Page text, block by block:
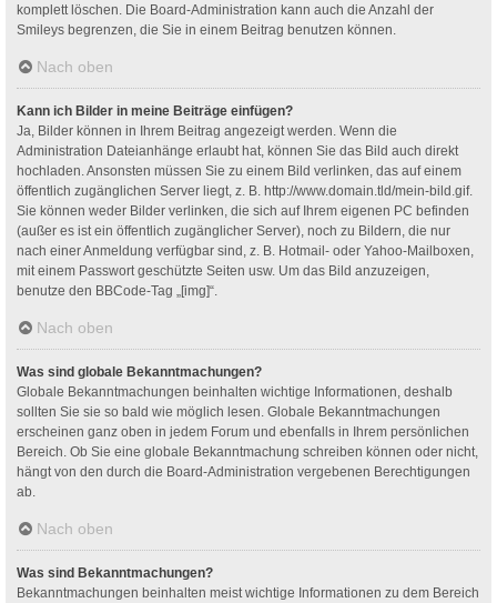
komplett löschen. Die Board-Administration kann auch die Anzahl der
Smileys begrenzen, die Sie in einem Beitrag benutzen können.
Nach oben
Kann ich Bilder in meine Beiträge einfügen?
Ja, Bilder können in Ihrem Beitrag angezeigt werden. Wenn die
Administration Dateianhänge erlaubt hat, können Sie das Bild auch direkt
hochladen. Ansonsten müssen Sie zu einem Bild verlinken, das auf einem
öffentlich zugänglichen Server liegt, z. B. http://www.domain.tld/mein-bild.gif.
Sie können weder Bilder verlinken, die sich auf Ihrem eigenen PC befinden
(außer es ist ein öffentlich zugänglicher Server), noch zu Bildern, die nur
nach einer Anmeldung verfügbar sind, z. B. Hotmail- oder Yahoo-Mailboxen,
mit einem Passwort geschützte Seiten usw. Um das Bild anzuzeigen,
benutze den BBCode-Tag „[img]“.
Nach oben
Was sind globale Bekanntmachungen?
Globale Bekanntmachungen beinhalten wichtige Informationen, deshalb
sollten Sie sie so bald wie möglich lesen. Globale Bekanntmachungen
erscheinen ganz oben in jedem Forum und ebenfalls in Ihrem persönlichen
Bereich. Ob Sie eine globale Bekanntmachung schreiben können oder nicht,
hängt von den durch die Board-Administration vergebenen Berechtigungen
ab.
Nach oben
Was sind Bekanntmachungen?
Bekanntmachungen beinhalten meist wichtige Informationen zu dem Bereich